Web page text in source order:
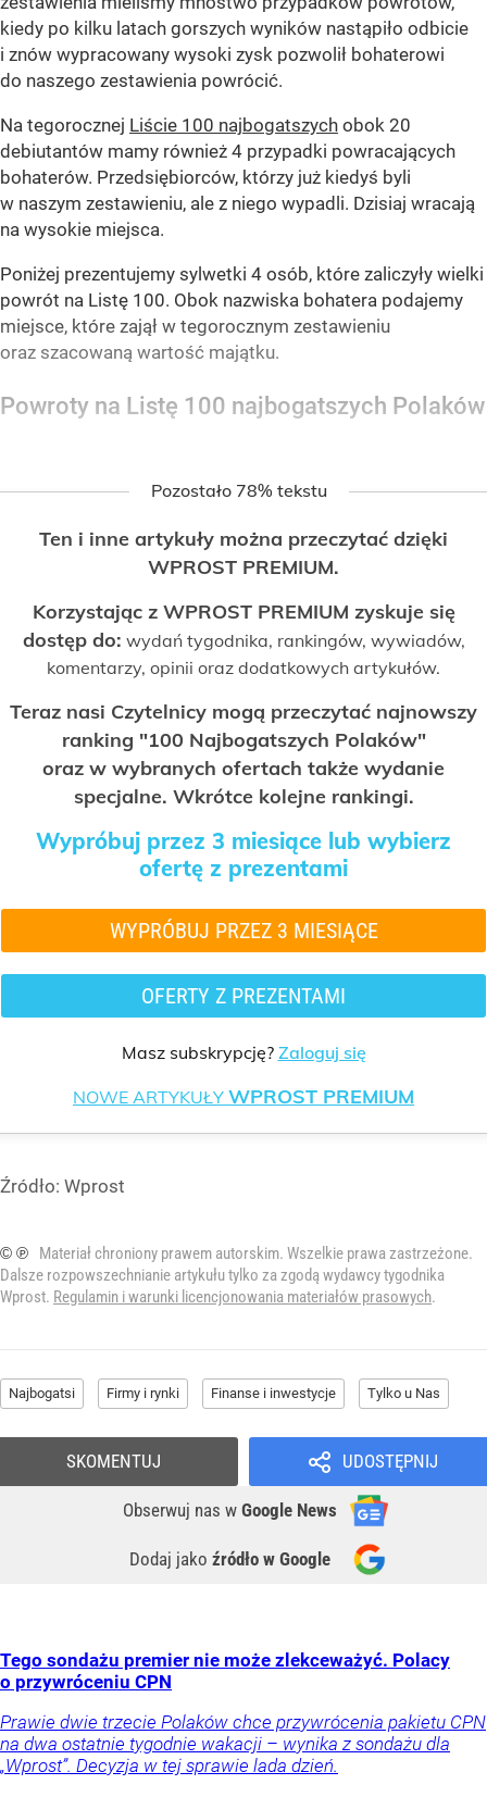
kiedy po kilku latach gorszych wyników nastąpiło odbicie
i znów wypracowany wysoki zysk pozwolił bohaterowi
do naszego zestawienia powrócić.
Na tegorocznej Liście 100 najbogatszych obok 20
debiutantów mamy również 4 przypadki powracających
bohaterów. Przedsiębiorców, którzy już kiedyś byli
w naszym zestawieniu, ale z niego wypadli. Dzisiaj wracają
na wysokie miejsca.
Poniżej prezentujemy sylwetki 4 osób, które zaliczyły wielki
powrót na Listę 100. Obok nazwiska bohatera podajemy
miejsce, które zajął w tegorocznym zestawieniu
oraz szacowaną wartość majątku.
Powroty na Listę 100 najbogatszych Polaków
Pozostało 78% tekstu
Ten i inne artykuły można przeczytać dzięki
WPROST PREMIUM.
Korzystając z WPROST PREMIUM zyskuje się
dostęp do: wydań tygodnika, rankingów, wywiadów,
komentarzy, opinii oraz dodatkowych artykułów.
Teraz nasi Czytelnicy mogą przeczytać najnowszy
ranking "100 Najbogatszych Polaków"
oraz w wybranych ofertach także wydanie
specjalne. Wkrótce kolejne rankingi.
Wypróbuj przez 3 miesiące lub wybierz
ofertę z prezentami
WYPRÓBUJ PRZEZ 3 MIESIĄCE
OFERTY Z PREZENTAMI
Masz subskrypcję? Zaloguj się
NOWE ARTYKUŁY WPROST PREMIUM
Źródło: Wprost
© ℗
Materiał chroniony prawem autorskim. Wszelkie prawa zastrzeżone.
Dalsze rozpowszechnianie artykułu tylko za zgodą wydawcy tygodnika
Wprost. Regulamin i warunki licencjonowania materiałów prasowych.
Najbogatsi Firmy i rynki Finanse i inwestycje Tylko u Nas
UDOSTĘPNIJ
Obserwuj nas w Google News
Dodaj jako źródło w Google
SKOMENTUJ
Tego sondażu premier nie może zlekceważyć. Polacy
o przywróceniu CPN
Prawie dwie trzecie Polaków chce przywrócenia pakietu CPN
na dwa ostatnie tygodnie wakacji – wynika z sondażu dla
„Wprost”. Decyzja w tej sprawie lada dzień.